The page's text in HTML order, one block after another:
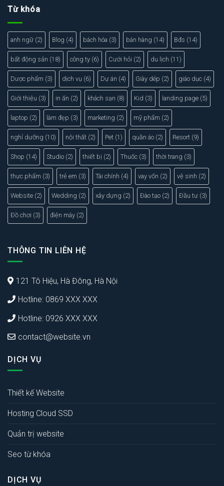
Từ khóa
anh ngữ (2) Blog (4) bách hóa (3) bán hàng (14) Bđs (14)
bất động sản (18) công ty (6) Cưới hỏi (2) du lịch (11)
Dược phẩm (3) dịch vụ (6) Dự án (4) Giày dép (2) giáo dục (4)
Giới thiệu (3) in ấn (2) khách sạn (8) Kid (3) landing page (5)
laptop (2) làm đẹp (3) marketing (2) mỹ phẩm (2)
nghỉ dưỡng (10) nội thất (2) Pet (1) quần áo (2) Resort (9)
Shop (14) Studio (2) thiết bị (2) Thuốc (3) thời trang (3)
thực phẩm (3) trẻ em (3) Tài chính (4) vay vốn (2) vệ sinh (2)
Website (2) Wedding (2) xây dựng (2) Đào tạo (2) Đầu tư (3)
Đồ chơi (3) điện máy (2)
THÔNG TIN LIÊN HỆ
121 Tô Hiệu, Hà Đông, Hà Nội
Hotline: 0869 XXX XXX
Hotline: 0926 XXX XXX
contact@website.vn
DỊCH VỤ
Thiết kế Website
Hosting Cloud SSD
Quản trị website
Seo từ khóa
DỊCH VỤ